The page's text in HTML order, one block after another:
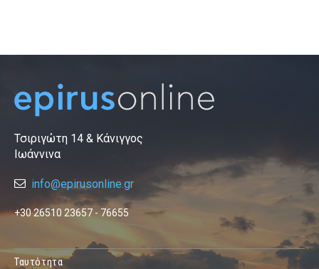
Τσιριγώτη 14 & Κάνιγγος
Ιωάννινα
info@epirusonline.gr
+30 26510 23657 - 76655
Ταυτότητα